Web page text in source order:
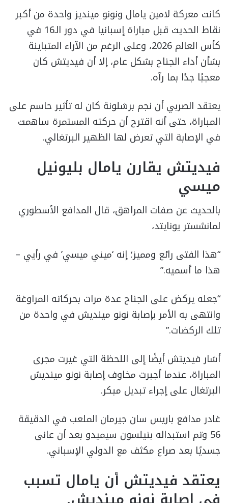
كانت معركة لامين يامال ونونو مينديز واحدة من أكبر
نقاط الحديث قبل مباراة إسبانيا في دور الـ16 في
كأس العالم 2026، وعلى الرغم من الآراء المتباينة
بشأن أداء الجناح بشكل عام، إلا أن فيديتش كان
معجبًا جدًا بما رآه.
يعتقد الصربي أن نجم برشلونة كان له تأثير حاسم على
المباراة، حتى أنه اقترح أن حركته المستمرة ساهمت
في الإصابة التي تعرض لها الظهير البرتغالي.
فيديتش يقارن يامال بليونيل
ميسي
بالحديث عن صفات المراهق، قال المدافع الأسطوري
لمانشستر يونايتد،
“هذا الفتى رائع ومميز؛ إنه ‘ميني ميسي’ في رأيي –
هذا ما أسميه.”
“جعله يركض على الجناح عدة مرات بحركاته المراوغة
وانتهى به الأمر بإصابة نونو مينديش في واحدة من
تلك الركضات.”
أشار فيديتش أيضًا إلى اللحظة التي غيرت مجرى
المباراة، عندما أجبرت مخاوف إصابة نونو مينديش
البرتغال على إجراء تبديل مبكر.
غادر مدافع باريس سان جيرمان الملعب في الدقيقة
56 وتم استبداله بنيلسون سيميدو بعد أن عانى
جسديًا بعد صراع مكثف مع الدولي الإسباني.
يعتقد فيديتش أن يامال تسبب